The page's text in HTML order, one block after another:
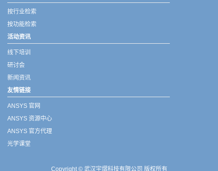
按行业检索
按功能检索
活动资讯
线下培训
研讨会
新闻资讯
友情链接
ANSYS 官网
ANSYS 资源中心
ANSYS 官方代理
光学课堂
Copyright © 武汉宇熠科技有限公司 版权所有